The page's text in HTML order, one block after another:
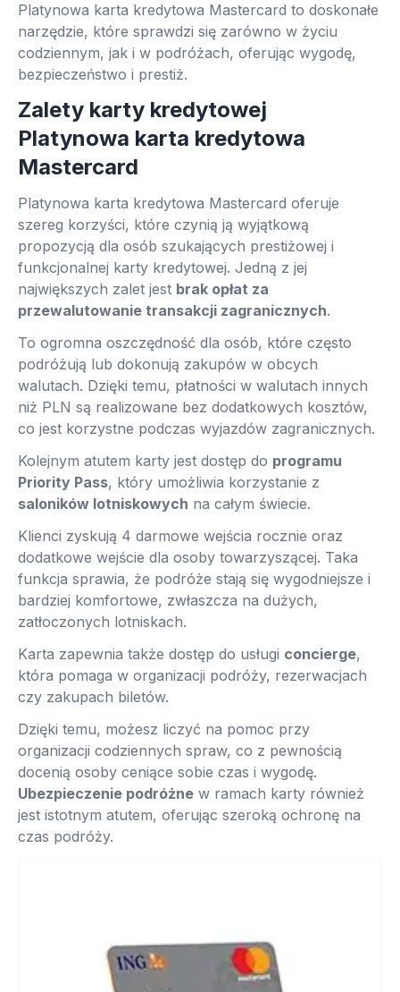
Platynowa karta kredytowa Mastercard to doskonałe
narzędzie, które sprawdzi się zarówno w życiu
codziennym, jak i w podróżach, oferując wygodę,
bezpieczeństwo i prestiż.
Zalety karty kredytowej
Platynowa karta kredytowa
Mastercard
Platynowa karta kredytowa Mastercard oferuje
szereg korzyści, które czynią ją wyjątkową
propozycją dla osób szukających prestiżowej i
funkcjonalnej karty kredytowej. Jedną z jej
największych zalet jest brak opłat za
przewalutowanie transakcji zagranicznych.
To ogromna oszczędność dla osób, które często
podróżują lub dokonują zakupów w obcych
walutach. Dzięki temu, płatności w walutach innych
niż PLN są realizowane bez dodatkowych kosztów,
co jest korzystne podczas wyjazdów zagranicznych.
Kolejnym atutem karty jest dostęp do programu
Priority Pass, który umożliwia korzystanie z
saloników lotniskowych na całym świecie.
Klienci zyskują 4 darmowe wejścia rocznie oraz
dodatkowe wejście dla osoby towarzyszącej. Taka
funkcja sprawia, że podróże stają się wygodniejsze i
bardziej komfortowe, zwłaszcza na dużych,
zatłoczonych lotniskach.
Karta zapewnia także dostęp do usługi concierge,
która pomaga w organizacji podróży, rezerwacjach
czy zakupach biletów.
Dzięki temu, możesz liczyć na pomoc przy
organizacji codziennych spraw, co z pewnością
docenią osoby ceniące sobie czas i wygodę.
Ubezpieczenie podróżne w ramach karty również
jest istotnym atutem, oferując szeroką ochronę na
czas podróży.